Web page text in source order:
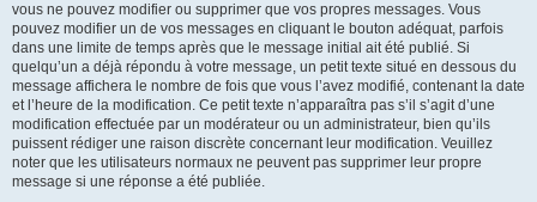
vous ne pouvez modifier ou supprimer que vos propres messages. Vous
pouvez modifier un de vos messages en cliquant le bouton adéquat, parfois
dans une limite de temps après que le message initial ait été publié. Si
quelqu’un a déjà répondu à votre message, un petit texte situé en dessous du
message affichera le nombre de fois que vous l’avez modifié, contenant la date
et l’heure de la modification. Ce petit texte n’apparaîtra pas s’il s’agit d’une
modification effectuée par un modérateur ou un administrateur, bien qu’ils
puissent rédiger une raison discrète concernant leur modification. Veuillez
noter que les utilisateurs normaux ne peuvent pas supprimer leur propre
message si une réponse a été publiée.